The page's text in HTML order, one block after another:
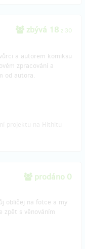
zbývá 18 z 30
a autorem komiksu
zpracování a
od autora.
prodáno 0
obličej na fotce a my
zpět s věnováním